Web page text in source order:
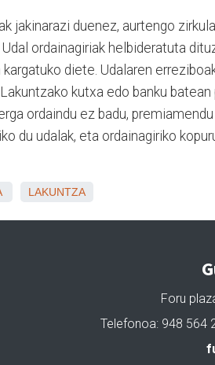
jakinarazi duenez, aurtengo
Udal ordainagiriak helbideratuta
diete. Udalaren
kutxa edo banku
ordaindu ez badu,
du udalak, eta ordainagiriko
LAKUNTZA
Foru
Telefonoa: 948 564